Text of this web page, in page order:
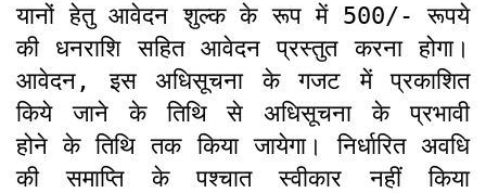
यानों हेतु आवेदन शुल्क के रूप में 500/- रूपये
की धनराशि सहित आवेदन प्रस्तुत करना होगा।
आवेदन, इस अधिसूचना के गजट में प्रकाशित
किये जाने के तिथि से अधिसूचना के प्रभावी
होने के तिथि तक किया जायेगा। निर्धारित अवधि
की समाप्ति के पश्चात स्वीकार नहीं किया